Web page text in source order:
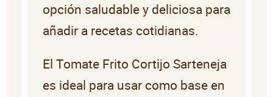
opción saludable y deliciosa para
añadir a recetas cotidianas.
El Tomate Frito Cortijo Sarteneja
es ideal para usar como base en